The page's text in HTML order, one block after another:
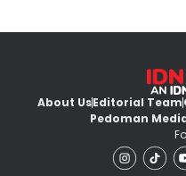
About UsEditorial Team
Pedoman